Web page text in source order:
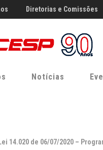
Diretorias e Comissões
Clube de
COMJOVEM SP
Conheça
Notícias
Conexão
Documentos
Lei 14.020 de 06/07/2020 –